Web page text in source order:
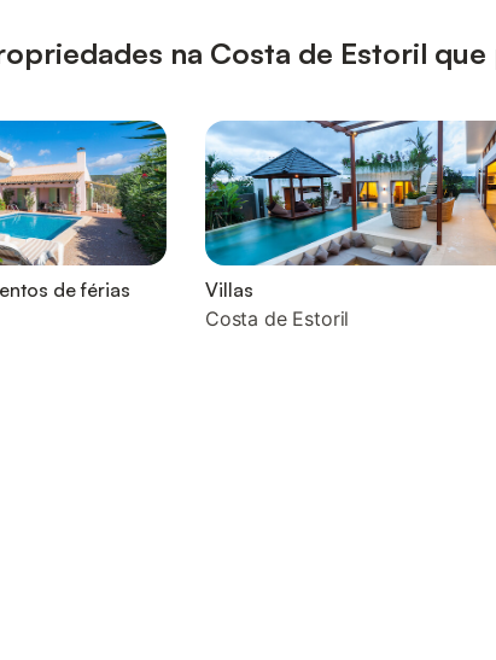
na Costa de Estoril
de férias
Villas
Costa de Estoril